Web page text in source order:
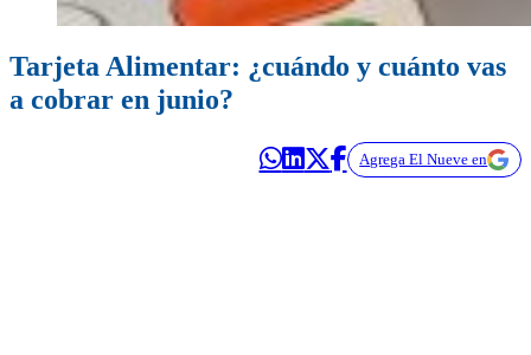
Tarjeta Alimentar: ¿cuándo y cuánto vas
a cobrar en junio?
Agrega El Nueve en